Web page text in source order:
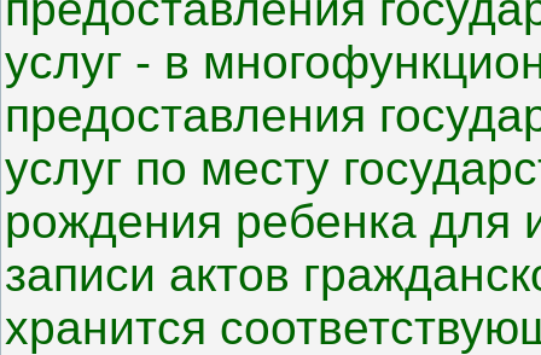
услуг - в
предоставления
услуг по месту
рождения ребенка для
записи актов
хранится